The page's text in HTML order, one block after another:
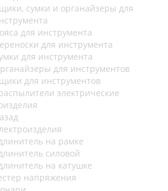
сумки и органайзеры для
для инструмента
для инструмента
для инструмента
для инструментов
для инструментов
электрические
на рамке
силовой
на катушке
напряжения